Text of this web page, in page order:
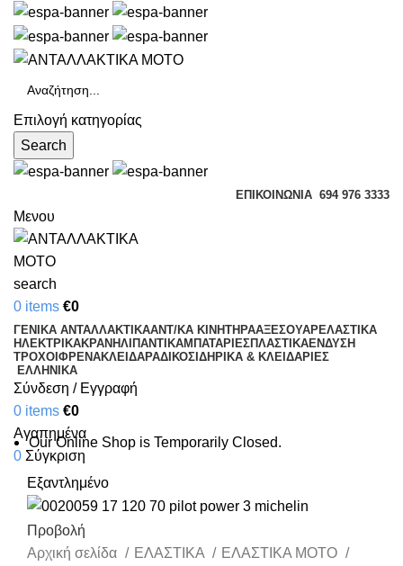
Επιλογή κατηγορίας
Search
ΕΠΙΚΟΙΝΩΝΊΑ 694 976 3333
Μενου
search
0 items €0
ΓΕΝΙΚΑ ΑΝΤΑΛΛΑΚΤΙΚΑΑΝΤ/ΚΑ ΚΙΝΗΤΗΡΑΑΞΕΣΟΥΑΡΕΛΑΣΤΙΚΑ
ΗΛΕΚΤΡΙΚΑΚΡΑΝΗΛΙΠΑΝΤΙΚΑΜΠΑΤΑΡΙΕΣΠΛΑΣΤΙΚΑΕΝΔΥΣΗ
ΤΡΟΧΟΙ ΦΡΕΝΑΚΛΕΙΔΑΡΑΔΙΚΟΣΙΔΗΡΙΚΑ & ΚΛΕΙΔΑΡΙΕΣ
ΕΛΛΗΝΙΚΆ
Σύνδεση / Εγγραφή
0 items €0
Αγαπημένα
0 Σύγκριση
Our Online Shop is Temporarily Closed.
Εξαντλημένο
Προβολή
Αρχική σελίδα
ΕΛΑΣΤΙΚΑ
ΕΛΑΣΤΙΚΑ ΜΟΤΟ